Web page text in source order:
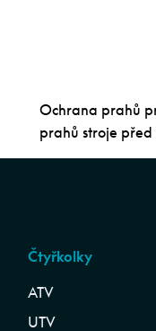
Ochrana prahů
prahů stroje před
Čtyřkolky
ATV
UTV